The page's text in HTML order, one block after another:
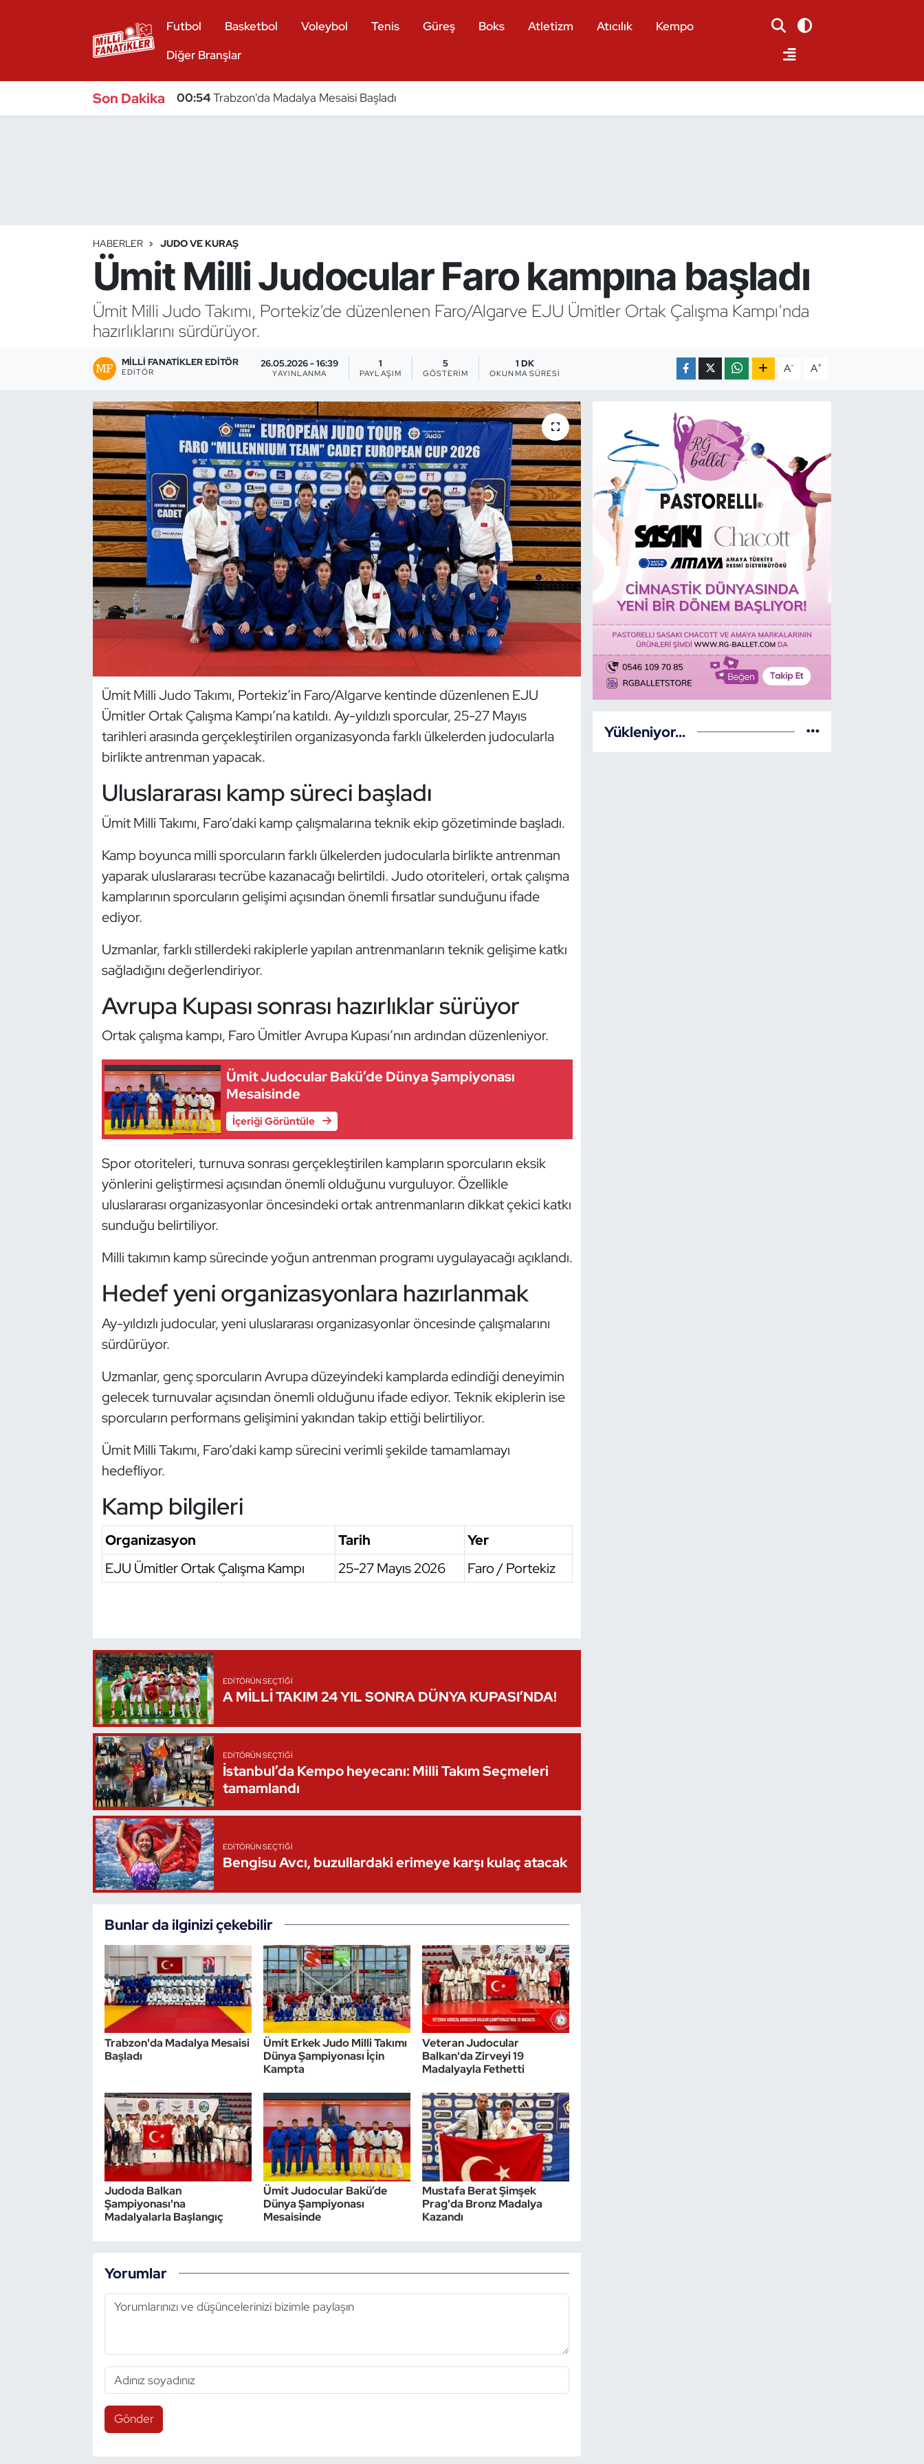
Futbol Basketbol Voleybol Tenis Güreş Boks Atletizm Atıcılık
Kempo
Diğer Branşlar
Son Dakika 00:54Trabzon'da Madalya Mesaisi Başladı
HABERLER JUDO VE KURAŞ
Ümit Milli Judocular Faro kampına başladı
Ümit Milli Judo Takımı, Portekiz’de düzenlenen Faro/Algarve EJU Ümitler Ortak Çalışma Kampı’nda
hazırlıklarını sürdürüyor.
MILLI FANATIKLER EDITÖR
EDITÖR
26.05.2026 - 16:39
YAYINLANMA
1
PAYLAŞIM
5
GÖSTERIM
1 DK
OKUNMA SÜRESI A- A+
Ümit Milli Judo Takımı, Portekiz’in Faro/Algarve kentinde düzenlenen EJU
Ümitler Ortak Çalışma Kampı’na katıldı. Ay-yıldızlı sporcular, 25-27 Mayıs
tarihleri arasında gerçekleştirilen organizasyonda farklı ülkelerden judocularla
birlikte antrenman yapacak.
Uluslararası kamp süreci başladı
Ümit Milli Takımı, Faro’daki kamp çalışmalarına teknik ekip gözetiminde başladı.
Kamp boyunca milli sporcuların farklı ülkelerden judocularla birlikte antrenman
yaparak uluslararası tecrübe kazanacağı belirtildi. Judo otoriteleri, ortak çalışma
kamplarının sporcuların gelişimi açısından önemli fırsatlar sunduğunu ifade
ediyor.
Uzmanlar, farklı stillerdeki rakiplerle yapılan antrenmanların teknik gelişime katkı
sağladığını değerlendiriyor.
Avrupa Kupası sonrası hazırlıklar sürüyor
Ortak çalışma kampı, Faro Ümitler Avrupa Kupası’nın ardından düzenleniyor.
Ümit Judocular Bakü’de Dünya Şampiyonası
Mesaisinde
İçeriği Görüntüle
Spor otoriteleri, turnuva sonrası gerçekleştirilen kampların sporcuların eksik
yönlerini geliştirmesi açısından önemli olduğunu vurguluyor. Özellikle
uluslararası organizasyonlar öncesindeki ortak antrenmanların dikkat çekici katkı
sunduğu belirtiliyor.
Milli takımın kamp sürecinde yoğun antrenman programı uygulayacağı açıklandı.
Hedef yeni organizasyonlara hazırlanmak
Ay-yıldızlı judocular, yeni uluslararası organizasyonlar öncesinde çalışmalarını
sürdürüyor.
Uzmanlar, genç sporcuların Avrupa düzeyindeki kamplarda edindiği deneyimin
gelecek turnuvalar açısından önemli olduğunu ifade ediyor. Teknik ekiplerin ise
sporcuların performans gelişimini yakından takip ettiği belirtiliyor.
Ümit Milli Takımı, Faro’daki kamp sürecini verimli şekilde tamamlamayı
hedefliyor.
Kamp bilgileri
Organizasyon Tarih
Yer
EJU Ümitler Ortak Çalışma Kampı
25-27 Mayıs 2026 Faro / Portekiz
EDITÖRÜN SEÇTIĞI
A MİLLİ TAKIM 24 YIL SONRA DÜNYA KUPASI’NDA!
EDITÖRÜN SEÇTIĞI
İstanbul’da Kempo heyecanı: Milli Takım Seçmeleri
tamamlandı
EDITÖRÜN SEÇTIĞI
Bengisu Avcı, buzullardaki erimeye karşı kulaç atacak
Bunlar da ilginizi çekebilir
Trabzon'da Madalya Mesaisi
Başladı
Ümit Erkek Judo Milli Takımı
Dünya Şampiyonası İçin
Kampta
Veteran Judocular
Balkan'da Zirveyi 19
Madalyayla Fethetti
Judoda Balkan
Şampiyonası'na
Madalyalarla Başlangıç
Ümit Judocular Bakü’de
Dünya Şampiyonası
Mesaisinde
Mustafa Berat Şimşek
Prag'da Bronz Madalya
Kazandı
Yorumlar
Gönder
Yükleniyor...
Bocce Bowling Dart
Buz Hokeyi
Buz Pateni
Çim Hokeyi
Cimnastik
Hava Sporları
İşitme Engelli Sporcular
Judo ve Kuraş
Kano ve Rafting
Modern Pentatlon
Motor Sporları
Sualtı Sporları
Vücut Geliştirme Fitness
Wushu Kungfu